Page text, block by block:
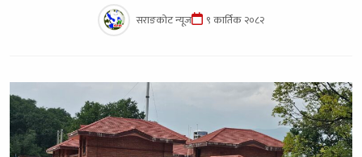
सराङकोट न्यूज ९ कार्तिक २०८२